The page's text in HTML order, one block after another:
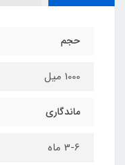
حجم
1000 میل
ماندگاری
3-6 ماه